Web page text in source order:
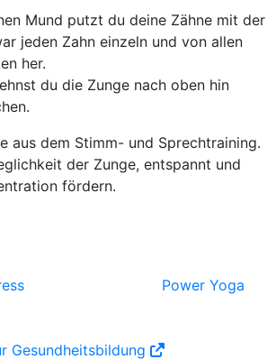
Mund putzt du deine Zähne mit der
jeden Zahn einzeln und von allen
her.
du die Zunge nach oben hin
aus dem Stimm- und Sprechtraining.
der Zunge, entspannt und
fördern.
Power Yoga
Gesundheitsbildung